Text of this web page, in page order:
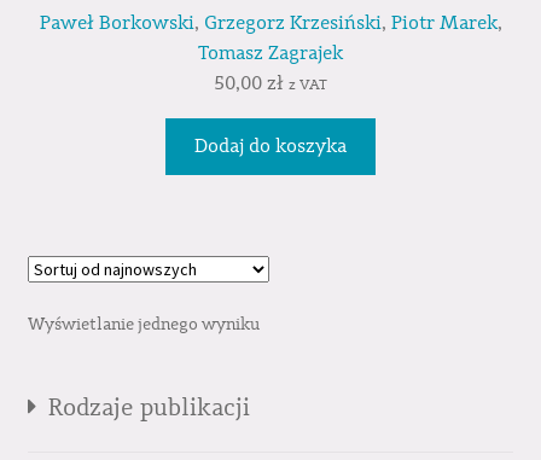
Paweł Borkowski, Grzegorz Krzesiński, Piotr Marek,
Tomasz Zagrajek
50,00 zł z VAT
Dodaj do koszyka
Wyświetlanie jednego wyniku
Rodzaje publikacji